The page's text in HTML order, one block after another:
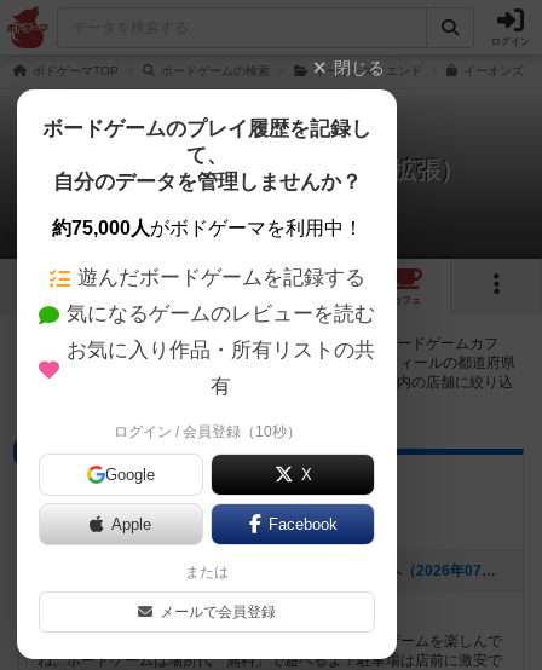
ログイン
ボドゲーマTOP ボードゲームの検索 イーオンズ・エンド イーオンズ・
イーオンズ・エンド：虚空（拡張）
24店のカフェ/スペースが提供中
1 5
カフェ
イーオンズ・エンド：虚空（拡張）で遊ぶことができるボードゲームカフ
ェ・プレイスペースが24店登録されています。公開プロフィールの都道府県
が設定されたアカウントでログインすると、同じ都道府県内の店舗に絞り込
ボードゲームカフェ
ソラニ満ツ
奈良県奈良市築地之内町21-4
[NEW] 奈良でマーダーミステリー遊ぶならソラニ満ツへ（2026年07月26日 15時04分）
遊べるボードゲーム
317個
奈良の観光地「ならまち」の古民家でまったりボードゲームを楽しんで
ね。ボードゲームは場所代「無料」で遊べるよ！駐車場は店前に激安で
閉じる
ボードゲームのプレイ履歴を記録し
て、
自分のデータを管理しませんか？
約75,000人がボドゲーマを利用中！
遊んだボードゲームを記録する
気になるゲームのレビューを読む
お気に入り作品・所有リストの共
有
ログイン / 会員登録（10秒）
Google X
Apple Facebook
または
メールで会員登録